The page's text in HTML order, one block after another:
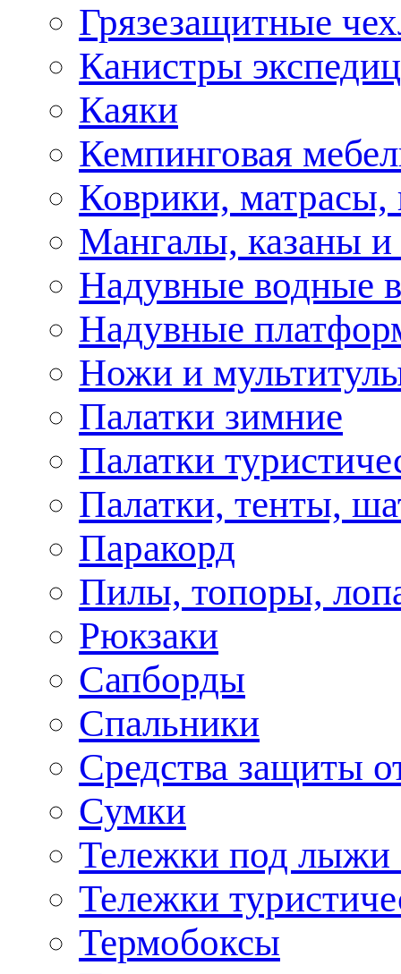
Грязезащитные
Канистры
Каяки
Кемпинговая
Коврики,
Мангалы, казаны и
Надувные водные
Надувные
Ножи и
Палатки зимние
Палатки
Палатки, тенты,
Паракорд
Пилы, топоры,
Рюкзаки
Сапборды
Спальники
Средства защиты
Сумки
Тележки под лыжи
Тележки
Термобоксы